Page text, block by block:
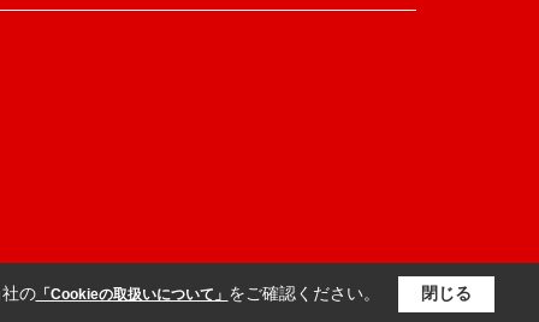
の「Cookieの取扱いについて」 をご確認ください。 閉じる